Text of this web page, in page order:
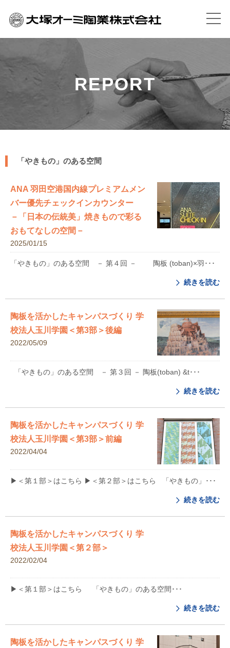
REPORT
「やきもの」のある空間
ANA 羽田空港国内線プレミアムメン
バー優先チェックインカウンター
－「日本の伝統美」焼きもので彩る
おもてなしの空間－
2025/01/15
「やきもの」のある空間 － 第４回 － 陶板 (toban)×羽･･･
続きを読む
陶板を活かしたキャンパスづくり 学
校法人玉川学園＜第3部＞後編
2022/05/09
「やきもの」のある空間 － 第３回 － 陶板(toban) &t･･･
続きを読む
陶板を活かしたキャンパスづくり 学
校法人玉川学園＜第3部＞前編
2022/04/04
▶︎＜第１部＞はこちら ▶︎＜第２部＞はこちら 「やきもの」･･･
続きを読む
陶板を活かしたキャンパスづくり 学
校法人玉川学園＜第２部＞
2022/02/04
▶︎＜第１部＞はこちら 「やきもの」のある空間･･･
続きを読む
陶板を活かしたキャンパスづくり 学